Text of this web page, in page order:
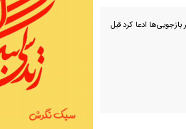
بازجویی‌ها ادعا کرد قبل